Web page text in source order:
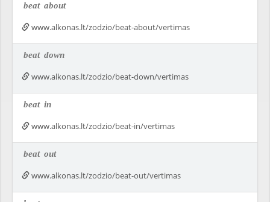
beat about
www.alkonas.lt/zodzio/beat-about/vertimas
beat down
www.alkonas.lt/zodzio/beat-down/vertimas
beat in
www.alkonas.lt/zodzio/beat-in/vertimas
beat out
www.alkonas.lt/zodzio/beat-out/vertimas